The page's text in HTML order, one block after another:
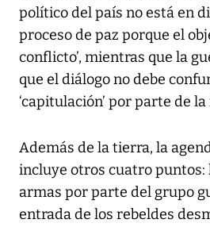
político del país no está en
proceso de paz porque el
conflicto’, mientras que la
que el diálogo no debe
‘capitulación’ por parte de
Además de la tierra, la
incluye otros cuatro puntos:
armas por parte del grupo
entrada de los rebeldes